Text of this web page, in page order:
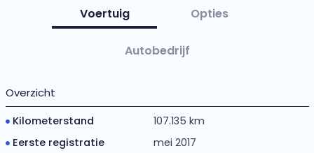
Voertuig Opties
Autobedrijf
Overzicht
Kilometerstand
107.135 km
Eerste registratie
mei 2017